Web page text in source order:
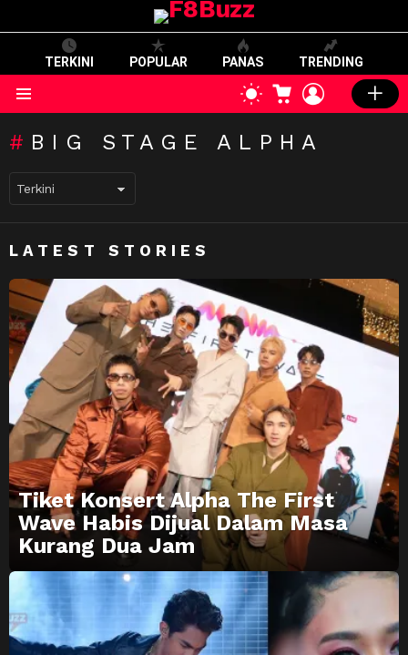
TERKINI POPULAR PANAS TRENDING
SWITCH
SKIN
CART LOGIN
BIG STAGE ALPHA
LATEST STORIES
Tiket Konsert Alpha The First
Wave Habis Dijual Dalam Masa
Kurang Dua Jam